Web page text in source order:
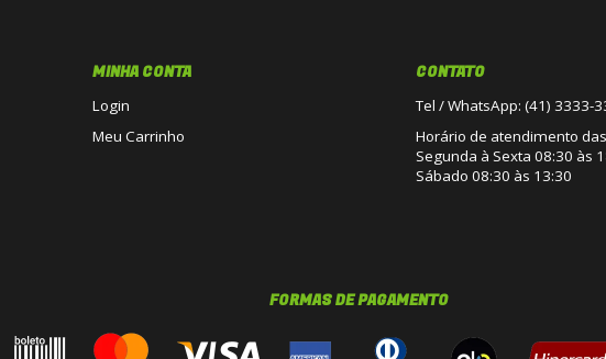
MINHA CONTA
Login
Meu Carrinho
CONTATO
Tel / WhatsApp: (41) 3333-
Horário de atendimento
Segunda à Sexta 08:30 às
Sábado 08:30 às 13:30
FORMAS DE PAGAMENTO